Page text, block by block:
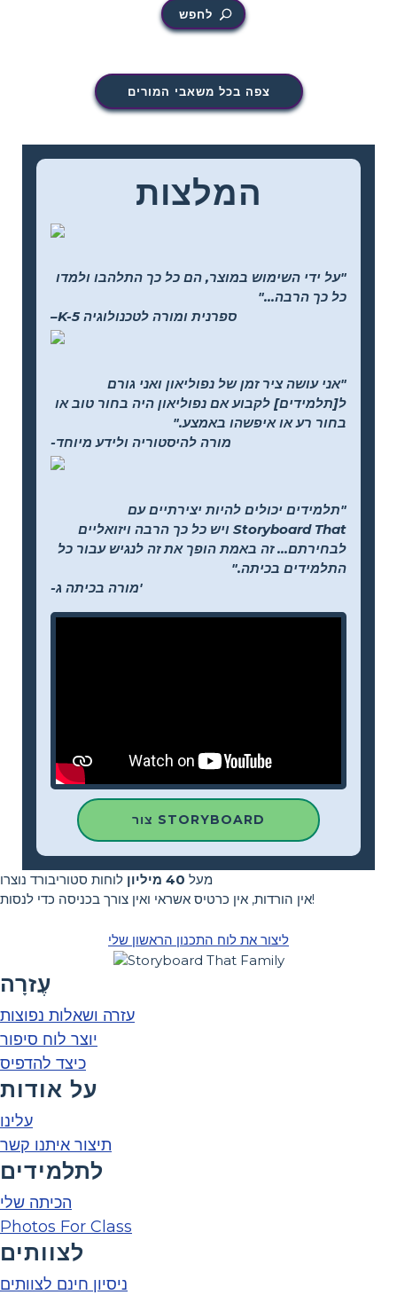
לחפש
צפה בכל משאבי המורים
המלצות
"על ידי השימוש במוצר, הם כל כך התלהבו ולמדו
כל כך הרבה..."
–K-5 ספרנית ומורה לטכנולוגיה
"אני עושה ציר זמן של נפוליאון ואני גורם
ל[תלמידים] לקבוע אם נפוליאון היה בחור טוב או
בחור רע או איפשהו באמצע."
-מורה להיסטוריה ולידע מיוחד
"תלמידים יכולים להיות יצירתיים עם
Storyboard That ויש כל כך הרבה ויזואליים
לבחירתם... זה באמת הופך את זה לנגיש עבור כל
התלמידים בכיתה."
-מורה בכיתה ג'
צור STORYBOARD
מעל 40 מיליון
לוחות סטוריבורד נוצרו
אין הורדות, אין כרטיס אשראי ואין צורך בכניסה כדי לנסות!
ליצור את לוח התכנון הראשון שלי
עֶזרָה
עזרה ושאלות נפוצות
יוצר לוח סיפור
כיצד להדפיס
על אודות
עלינו
תיצור איתנו קשר
לתלמידים
הכיתה שלי
Photos For Class
לצוותים
ניסיון חינם לצוותים